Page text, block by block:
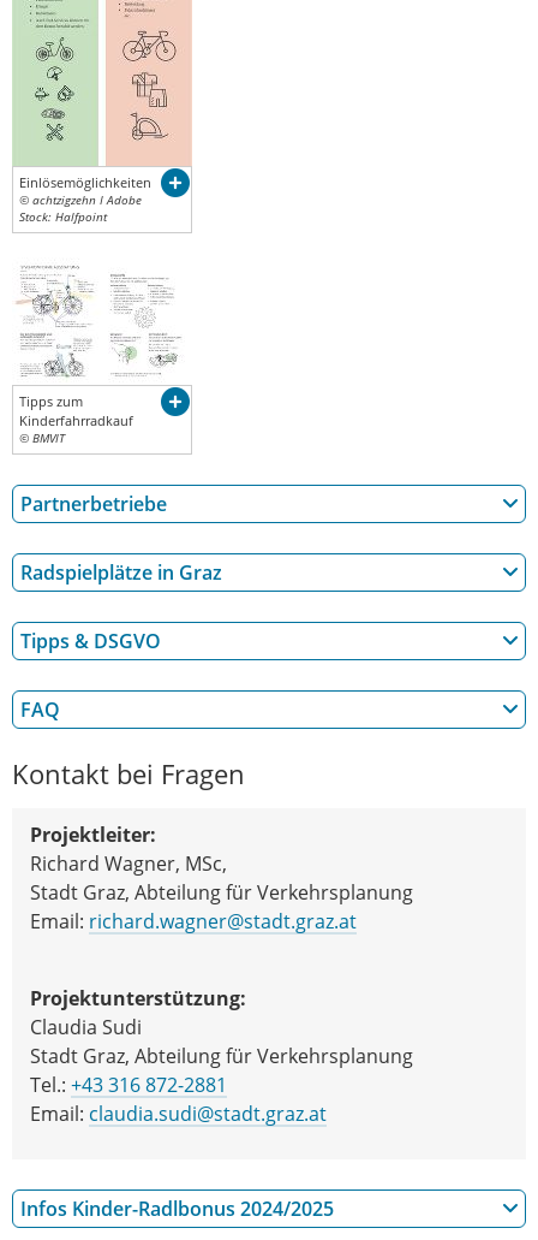
Einlösemöglichkeiten
© achtzigzehn I Adobe
Stock: Halfpoint
Tipps zum
Kinderfahrradkauf
© BMVIT
Partnerbetriebe
Radspielplätze in Graz
Tipps & DSGVO
FAQ
Kontakt bei Fragen
Projektleiter:
Richard Wagner, MSc,
Stadt Graz, Abteilung für Verkehrsplanung
Email: richard.wagner@stadt.graz.at
Projektunterstützung:
Claudia Sudi
Stadt Graz, Abteilung für Verkehrsplanung
Tel.: +43 316 872-2881
Email: claudia.sudi@stadt.graz.at
Infos Kinder-Radlbonus 2024/2025